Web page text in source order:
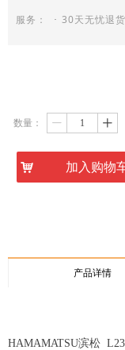
服务： ･ 30天无忧退
数量： ꄷ ꄸ
낙 加入购物
产品详情
HAMAMATSU滨松